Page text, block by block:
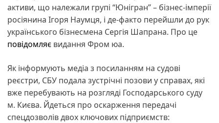
активи, що належали групі “Юнігран” – бізнес-імперії
росіянина Ігоря Наумця, і де-факто перейшли до рук
українського бізнесмена Сергія Шапрана. Про це
повідомляє видання Фром юа.
Як інформують медіа з посиланням на судові
реєстри, СБУ подала зустрічні позови у справах, які
вже перебувають на розгляді Господарського суду
м. Києва. Йдеться про оскарження передачі
спецдозволів двох ключових підприємств: